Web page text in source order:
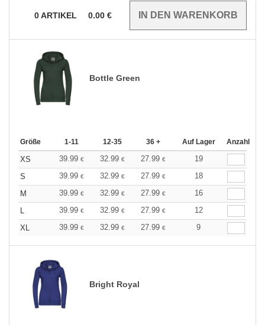
0ARTIKEL 0.00 €
Bottle Green
Größe 1-11 12-35 36 + Auf Lager Anzahl
XS 39.99 € 32.99 € 27.99 €
19
S
39.99 € 32.99 € 27.99 €
18
M
39.99 € 32.99 € 27.99 €
16
L
39.99 € 32.99 € 27.99 €
12
XL
39.99 € 32.99 € 27.99 € 9
Bright Royal